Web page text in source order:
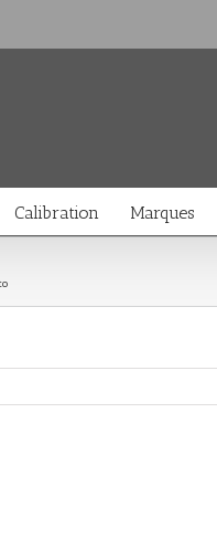
Calibration Marques